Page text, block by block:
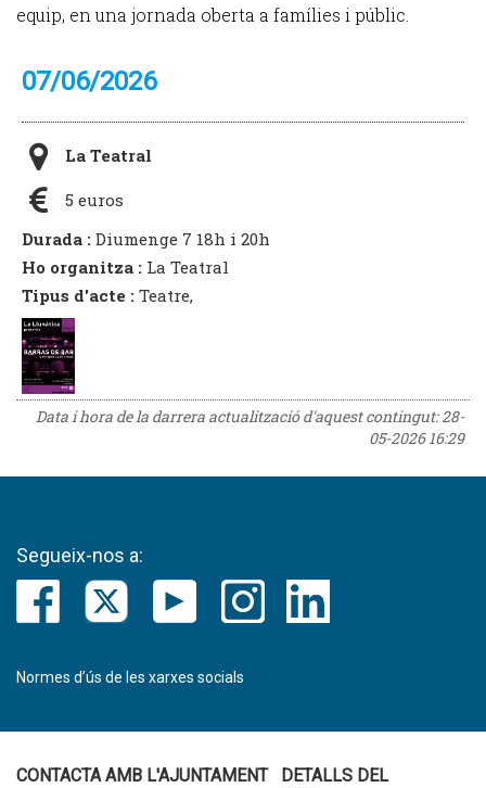
equip, en una jornada oberta a famílies i públic.
07/06/2026
La Teatral
5 euros
Durada : Diumenge 7 18h i 20h
Ho organitza : La Teatral
Tipus d'acte : Teatre,
Data i hora de la darrera actualització d'aquest contingut:28-
05-2026 16:29
Segueix-nos a:
Normes d’ús de les xarxes socials
CONTACTA AMB L'AJUNTAMENT
DETALLS DEL